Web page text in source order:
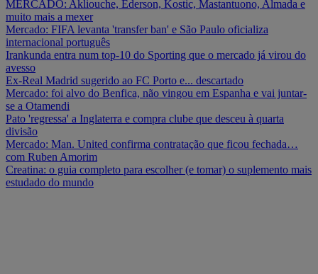
MERCADO: Akliouche, Ederson, Kostic, Mastantuono, Almada e
muito mais a mexer
Mercado: FIFA levanta 'transfer ban' e São Paulo oficializa
internacional português
Irankunda entra num top-10 do Sporting que o mercado já virou do
avesso
Ex-Real Madrid sugerido ao FC Porto e... descartado
Mercado: foi alvo do Benfica, não vingou em Espanha e vai juntar-
se a Otamendi
Pato 'regressa' a Inglaterra e compra clube que desceu à quarta
divisão
Mercado: Man. United confirma contratação que ficou fechada…
com Ruben Amorim
Creatina: o guia completo para escolher (e tomar) o suplemento mais
estudado do mundo